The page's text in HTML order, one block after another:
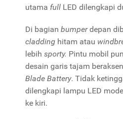
utama full LED dilengkapi
Di bagian bumperdepan
cladding hitam atau
lebih sporty. Pintu mobil
desain garis tajam
Blade Battery. Tidak
dilengkapi lampu LED
ke kiri.